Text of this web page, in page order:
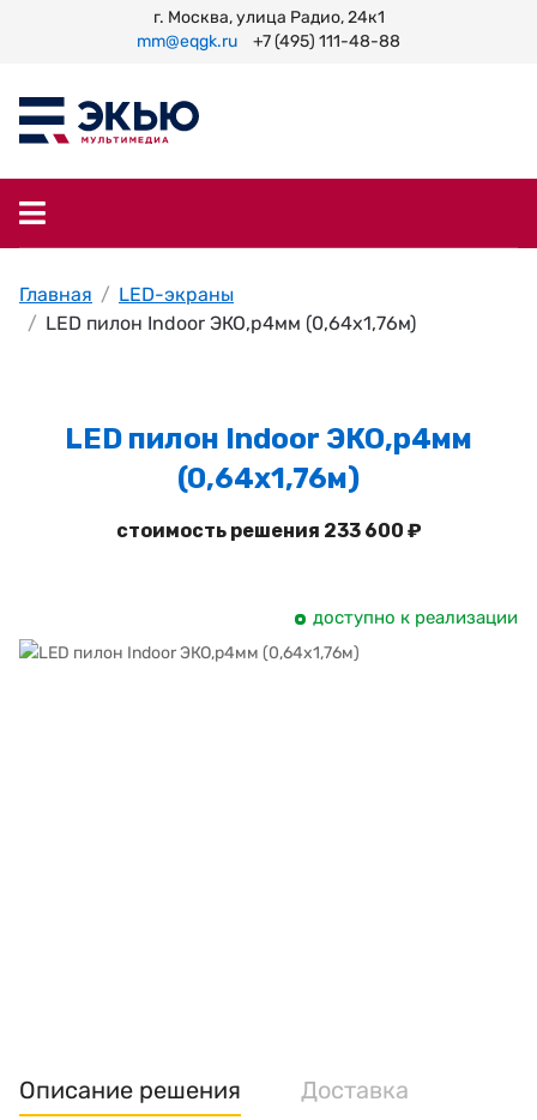
г. Москва, улица Радио, 24к1
mm@eqgk.ru
+7 (495) 111-48-88
Главная
LED-экраны
LED пилон Indoor ЭКО,p4мм (0,64х1,76м)
LED пилон Indoor ЭКО,p4мм
(0,64х1,76м)
стоимость решения 233 600 ₽
доступно к реализации
Описание решения
Доставка